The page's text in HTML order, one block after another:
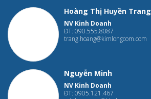
Hoàng Thị Huyền Trang
NV Kinh Doanh
ĐT: 090.555.8087
trang.hoang@kimlongcom.com
Nguyễn Minh
NV Kinh Doanh
ĐT: 0905.121.467